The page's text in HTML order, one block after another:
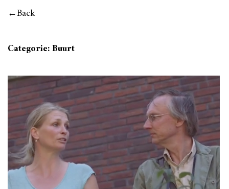
Back
Categorie:Buurt